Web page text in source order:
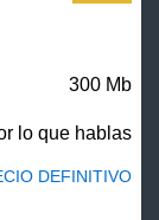
300 Mb
lo que hablas
DEFINITIVO